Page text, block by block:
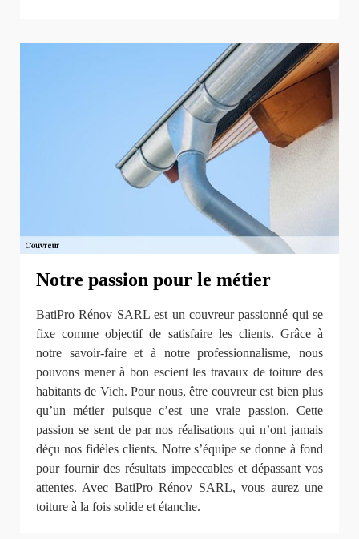
Notre passion pour le métier
BatiPro Rénov SARL est un couvreur passionné qui se
fixe comme objectif de satisfaire les clients. Grâce à
notre savoir-faire et à notre professionnalisme, nous
pouvons mener à bon escient les travaux de toiture des
habitants de Vich. Pour nous, être couvreur est bien plus
qu’un métier puisque c’est une vraie passion. Cette
passion se sent de par nos réalisations qui n’ont jamais
déçu nos fidèles clients. Notre s’équipe se donne à fond
pour fournir des résultats impeccables et dépassant vos
attentes. Avec BatiPro Rénov SARL, vous aurez une
toiture à la fois solide et étanche.